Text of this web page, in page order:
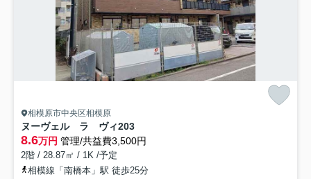
相模原市中央区相模原
ヌーヴェル ラ ヴィ203
8.6万円 管理/共益費3,500円
2階 / 28.87㎡ / 1K /予定
相模線「南橋本」駅 徒歩25分